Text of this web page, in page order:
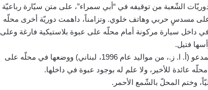
إحدى دوريّات الشّعبة من توقيفه في “أبي سمراء”، على متن سيّارة رباعيّة
على مسدسٍ حربي وهاتف خلوي. وتزامناً، داهمت دوريّة أخرى محلّه
في داخل سيارة مركونة أمام محلّه على عبوة بلاستيكية فارغة وعلى
فتيل.
بالتّحقيق معه، اعترف بأن القذائف التي ضبطت عائدة للمدعو (أ. ا. ز.، من مواليد عام 1996، لبناني) ووضعها في محلّه على
عائدة للأخير، ولا علم له بوجود عبوة في داخلها.
وختم المحلّ بالشّمع الأحمر.